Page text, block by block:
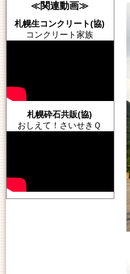
≪関連動画≫
札幌生コンクリート(協)
コンクリート家族
札幌砕石共販(協)
おしえて！さいせきＱ